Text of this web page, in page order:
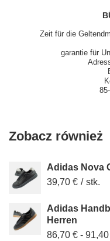
Zeit für die
garantie für
Zobacz również
Adidas Nova
39,70 € / stk.
Adidas
Herren
86,70 € -